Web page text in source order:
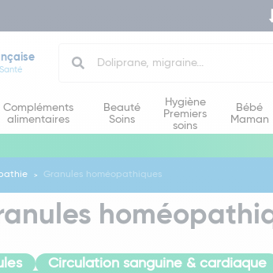
Compléments
alimentaires
Beauté
Soins
Hygiène
Premiers
soins
Bébé
Maman
Granules homéopathiques
Circulation sanguine & cardiaque